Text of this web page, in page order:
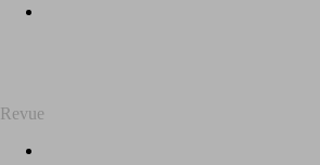
Revue